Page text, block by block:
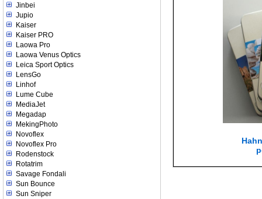
Jinbei
Jupio
Kaiser
Kaiser PRO
Laowa Pro
Laowa Venus Optics
Leica Sport Optics
LensGo
Linhof
Lume Cube
MediaJet
Megadap
MekingPhoto
Novoflex
Novoflex Pro
Rodenstock
Rotatrim
Savage Fondali
Sun Bounce
Sun Sniper